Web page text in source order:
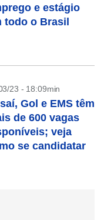
e estágio
todo o Brasil
23 - 18:09min
Gol e EMS têm
de 600 vagas
veja
se candidatar